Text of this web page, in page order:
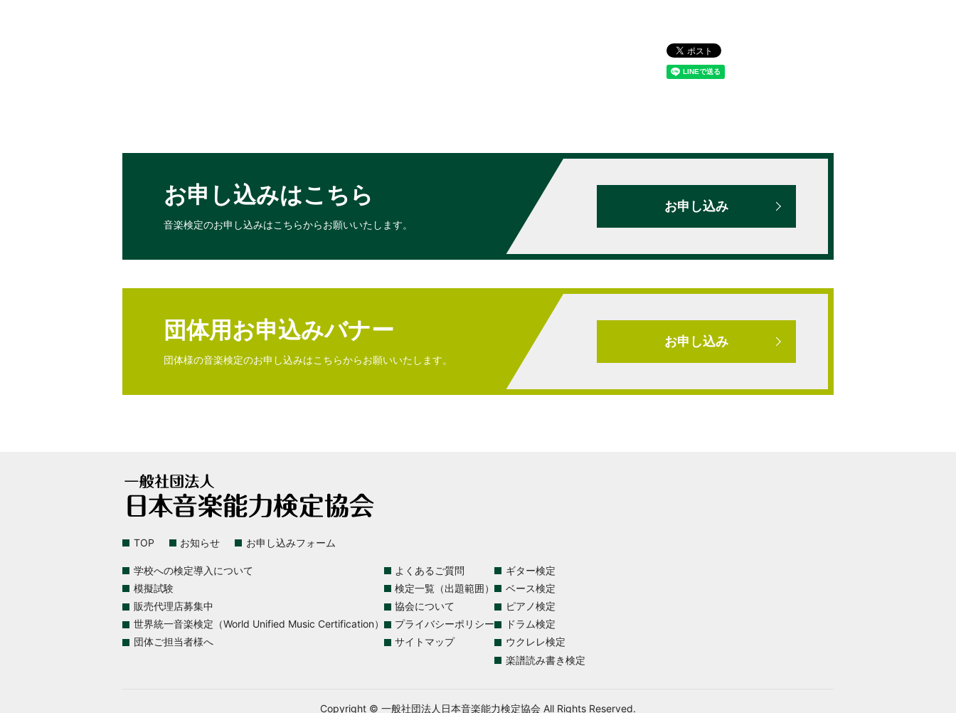
お申し込みはこちら
音楽検定のお申し込みはこちらからお願いいたします。
お申し込み
団体用お申込みバナー
団体様の音楽検定のお申し込みはこちらからお願いいたします。
お申し込み
TOP お知らせ お申し込みフォーム
学校への検定導入について
模擬試験
販売代理店募集中
世界統一音楽検定（World Unified Music Certification）
団体ご担当者様へ
よくあるご質問
検定一覧（出題範囲）
協会について
プライバシーポリシー
サイトマップ
ギター検定
ベース検定
ピアノ検定
ドラム検定
ウクレレ検定
楽譜読み書き検定
Copyright © 一般社団法人日本音楽能力検定協会 All Rights Reserved.